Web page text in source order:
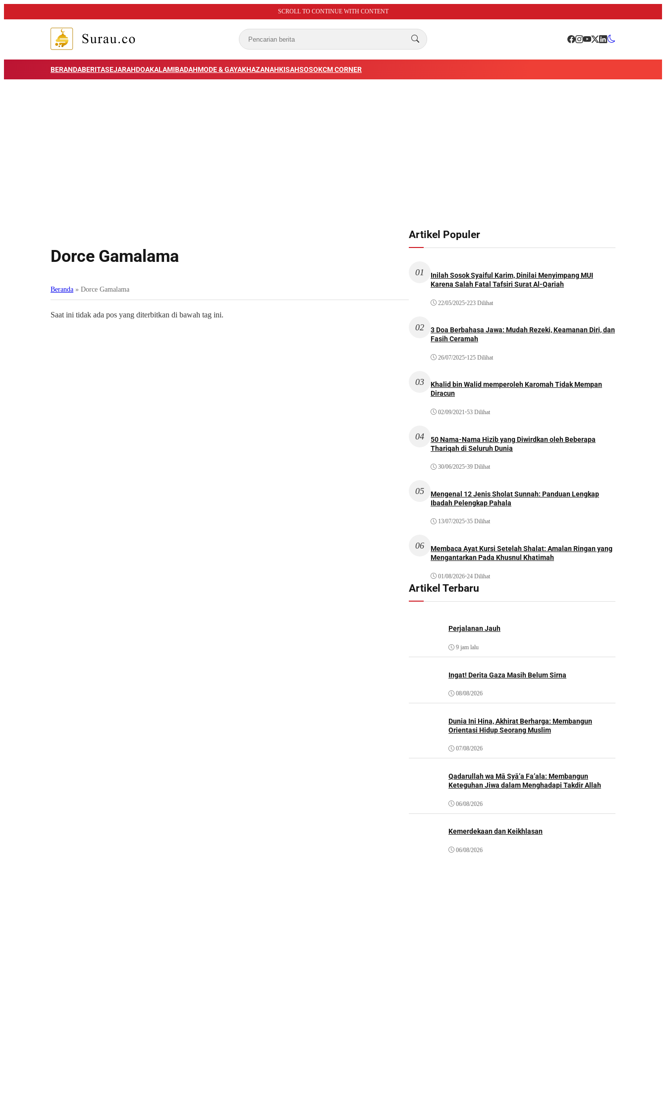
SCROLL TO CONTINUE WITH CONTENT
BERANDABERITASEJARAHDOAKALAMIBADAHMODE & GAYAKHAZANAHKISAHSOSOKCM CORNER
Dorce Gamalama
Beranda » Dorce Gamalama
Saat ini tidak ada pos yang diterbitkan di bawah tag ini.
Artikel Populer
01
Inilah Sosok Syaiful Karim, Dinilai Menyimpang MUI
Karena Salah Fatal Tafsiri Surat Al-Qariah
22/05/2025•223 Dilihat
02
3 Doa Berbahasa Jawa: Mudah Rezeki, Keamanan Diri, dan
Fasih Ceramah
26/07/2025•125 Dilihat
03
Khalid bin Walid memperoleh Karomah Tidak Mempan
Diracun
02/09/2021•53 Dilihat
04
50 Nama-Nama Hizib yang Diwirdkan oleh Beberapa
Thariqah di Seluruh Dunia
30/06/2025•39 Dilihat
05
Mengenal 12 Jenis Sholat Sunnah: Panduan Lengkap
Ibadah Pelengkap Pahala
13/07/2025•35 Dilihat
06
Membaca Ayat Kursi Setelah Shalat: Amalan Ringan yang
Mengantarkan Pada Khusnul Khatimah
01/08/2026•24 Dilihat
Artikel Terbaru
Perjalanan Jauh
9 jam lalu
Ingat! Derita Gaza Masih Belum Sirna
08/08/2026
Dunia Ini Hina, Akhirat Berharga: Membangun
Orientasi Hidup Seorang Muslim
07/08/2026
Qadarullah wa Mā Syā’a Fa’ala: Membangun
Keteguhan Jiwa dalam Menghadapi Takdir Allah
06/08/2026
Kemerdekaan dan Keikhlasan
06/08/2026